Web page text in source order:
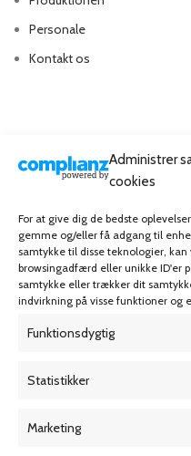
Administrer
cookies
For at give dig de bedste
gemme og/eller få adgang til
samtykke til disse teknologier,
browsingadfærd eller unikke ID'er
samtykke eller trækker dit
indvirkning på visse funktioner og
Funktionsdygtig
Statistikker
Marketing
Personale
Kontakt os
Kontoinformationer
Ordrer
Adresser
Favoritliste